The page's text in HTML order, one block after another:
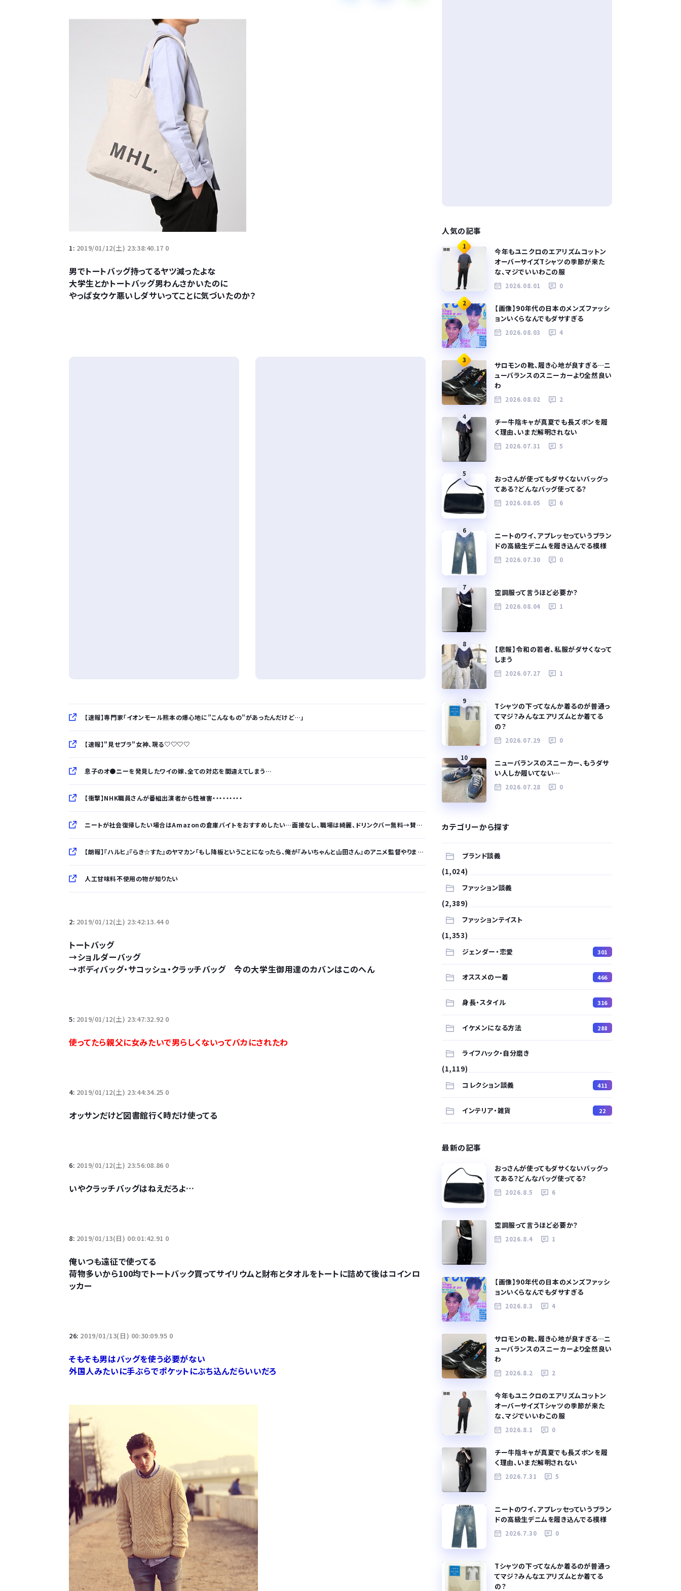
1: 2019/01/12(土) 23:38:40.17 0
男でトートバッグ持ってるヤツ減ったよな
大学生とかトートバッグ男わんさかいたのに
やっぱ女ウケ悪いしダサいってことに気づいたのか？
【速報】専門家「イオンモール熊本の爆心地に”こんなもの”があったんだけど…」
【速報】"見せブラ"女神、現る♡♡♡♡
息子のオ●ニーを発見したワイの嫁、全ての対応を間違えてしまう…
【衝撃】NHK職員さんが番組出演者から性被害・・・・・・・・・
ニートが社会復帰したい場合はAmazonの倉庫バイトをおすすめしたい…面接なし、職場は綺麗、ドリンクバー無料→賛否両論、場所によって全然違う「コンビニ...
【朗報】『ハルヒ』『らき☆すた』のヤマカン「もし降板ということになったら、俺が『みいちゃんと山田さん』のアニメ監督やります」
人工甘味料不使用の物が知りたい
【悲報】柄付きのワイシャツにこういう靴を履いてるサラリーマンはダサい扱いされるらしい…。お前らも気をつけろ
2: 2019/01/12(土) 23:42:13.44 0
トートバッグ
→ショルダーバッグ
→ボディバッグ・サコッシュ・クラッチバッグ 今の大学生御用達のカバンはこのへん
5: 2019/01/12(土) 23:47:32.92 0
使ってたら親父に女みたいで男らしくないってバカにされたわ
4: 2019/01/12(土) 23:44:34.25 0
オッサンだけど図書館行く時だけ使ってる
6: 2019/01/12(土) 23:56:08.86 0
いやクラッチバッグはねえだろよ…
8: 2019/01/13(日) 00:01:42.91 0
俺いつも遠征で使ってる
荷物多いから100均でトートバック買ってサイリウムと財布とタオルをトートに詰めて後はコインロ
ッカー
26: 2019/01/13(日) 00:30:09.95 0
そもそも男はバッグを使う必要がない
外国人みたいに手ぶらでポケットにぶち込んだらいいだろ
人気の記事
1
今年もユニクロのエアリズムコットン
オーバーサイズTシャツの季節が来た
な、マジでいいわこの服
2026.08.01 0
2
【画像】90年代の日本のメンズファッシ
ョンいくらなんでもダサすぎる
2026.08.03 4
3
サロモンの靴、履き心地が良すぎる…ニ
ューバランスのスニーカーより全然良い
わ
2026.08.02 2
4
チー牛陰キャが真夏でも長ズボンを履
く理由、いまだ解明されない
2026.07.31 5
5
おっさんが使ってもダサくないバッグっ
てある？どんなバッグ使ってる？
2026.08.05 6
6
ニートのワイ、アプレッセっていうブラン
ドの高級生デニムを履き込んでる模様
2026.07.30 0
7
空調服って言うほど必要か？
2026.08.04 1
8
【悲報】令和の若者、私服がダサくなって
しまう
2026.07.27 1
9
Tシャツの下ってなんか着るのが普通っ
てマジ？みんなエアリズムとか着てる
の？
2026.07.29 0
10
ニューバランスのスニーカー、もうダサ
い人しか履いてない…
2026.07.28 0
カテゴリーから探す
ブランド談義
(1,024)
ファッション談義
(2,389)
ファッションテイスト
(1,353)
ジェンダー・恋愛
301
オススメの一着 466
身長・スタイル 316
イケメンになる方法 288
ライフハック・自分磨き
(1,119)
コレクション談義
411
インテリア・雑貨 22
最新の記事
おっさんが使ってもダサくないバッグっ
てある？どんなバッグ使ってる？
2026.8.5 6
空調服って言うほど必要か？
2026.8.4 1
【画像】90年代の日本のメンズファッシ
ョンいくらなんでもダサすぎる
2026.8.3 4
サロモンの靴、履き心地が良すぎる…ニ
ューバランスのスニーカーより全然良い
わ
2026.8.2 2
今年もユニクロのエアリズムコットン
オーバーサイズTシャツの季節が来た
な、マジでいいわこの服
2026.8.1 0
チー牛陰キャが真夏でも長ズボンを履
く理由、いまだ解明されない
2026.7.31 5
ニートのワイ、アプレッセっていうブラン
ドの高級生デニムを履き込んでる模様
2026.7.30 0
Tシャツの下ってなんか着るのが普通っ
てマジ？みんなエアリズムとか着てる
の？